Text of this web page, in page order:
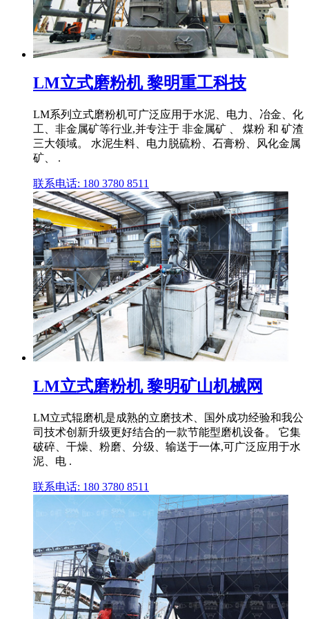
LM立式磨粉机 黎明重工科技
LM系列立式磨粉机可广泛应用于水泥、电力、冶金、化
工、非金属矿等行业,并专注于 非金属矿 、 煤粉 和 矿渣
三大领域。 水泥生料、电力脱硫粉、石膏粉、风化金属
矿、 .
联系电话: 180 3780 8511
LM立式磨粉机 黎明矿山机械网
LM立式辊磨机是成熟的立磨技术、国外成功经验和我公
司技术创新升级更好结合的一款节能型磨机设备。 它集
破碎、干燥、粉磨、分级、输送于一体,可广泛应用于水
泥、电 .
联系电话: 180 3780 8511